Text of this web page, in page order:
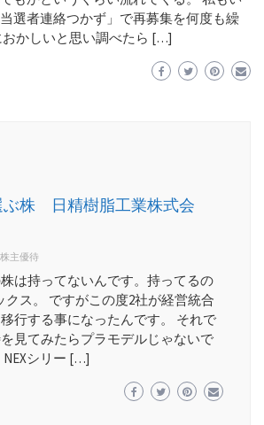
選者連絡つかず」で再募集を何度も繰
おかしいと思い調べたら […]
ぶ株 日精樹脂工業株式会
株主優待
は持ってないんです。持ってるの
クス。 ですがこの度2社が経営統合
行する事になったんです。 それで
見てみたらプラモデルじゃないで
シリー […]